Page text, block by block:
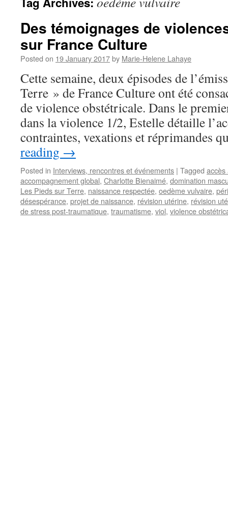
Des témoignages de
sur France Culture
Posted on 19 January 2017by Marie-Helene Lahaye
Cette semaine, deux épisodes de
Terre » de France Culture ont été
de violence obstétricale. Dans le
dans la violence 1/2, Estelle détaille
contraintes, vexations et réprimandes
reading →
Posted in Interviews, rencontres et événements | Tagged accès
accompagnement global, Charlotte Bienaimé, domination
Les Pieds sur Terre, naissance respectée, oedème vulvaire,
désespérance, projet de naissance, révision utérine, révision
de stress post-traumatique, traumatisme, viol, violence